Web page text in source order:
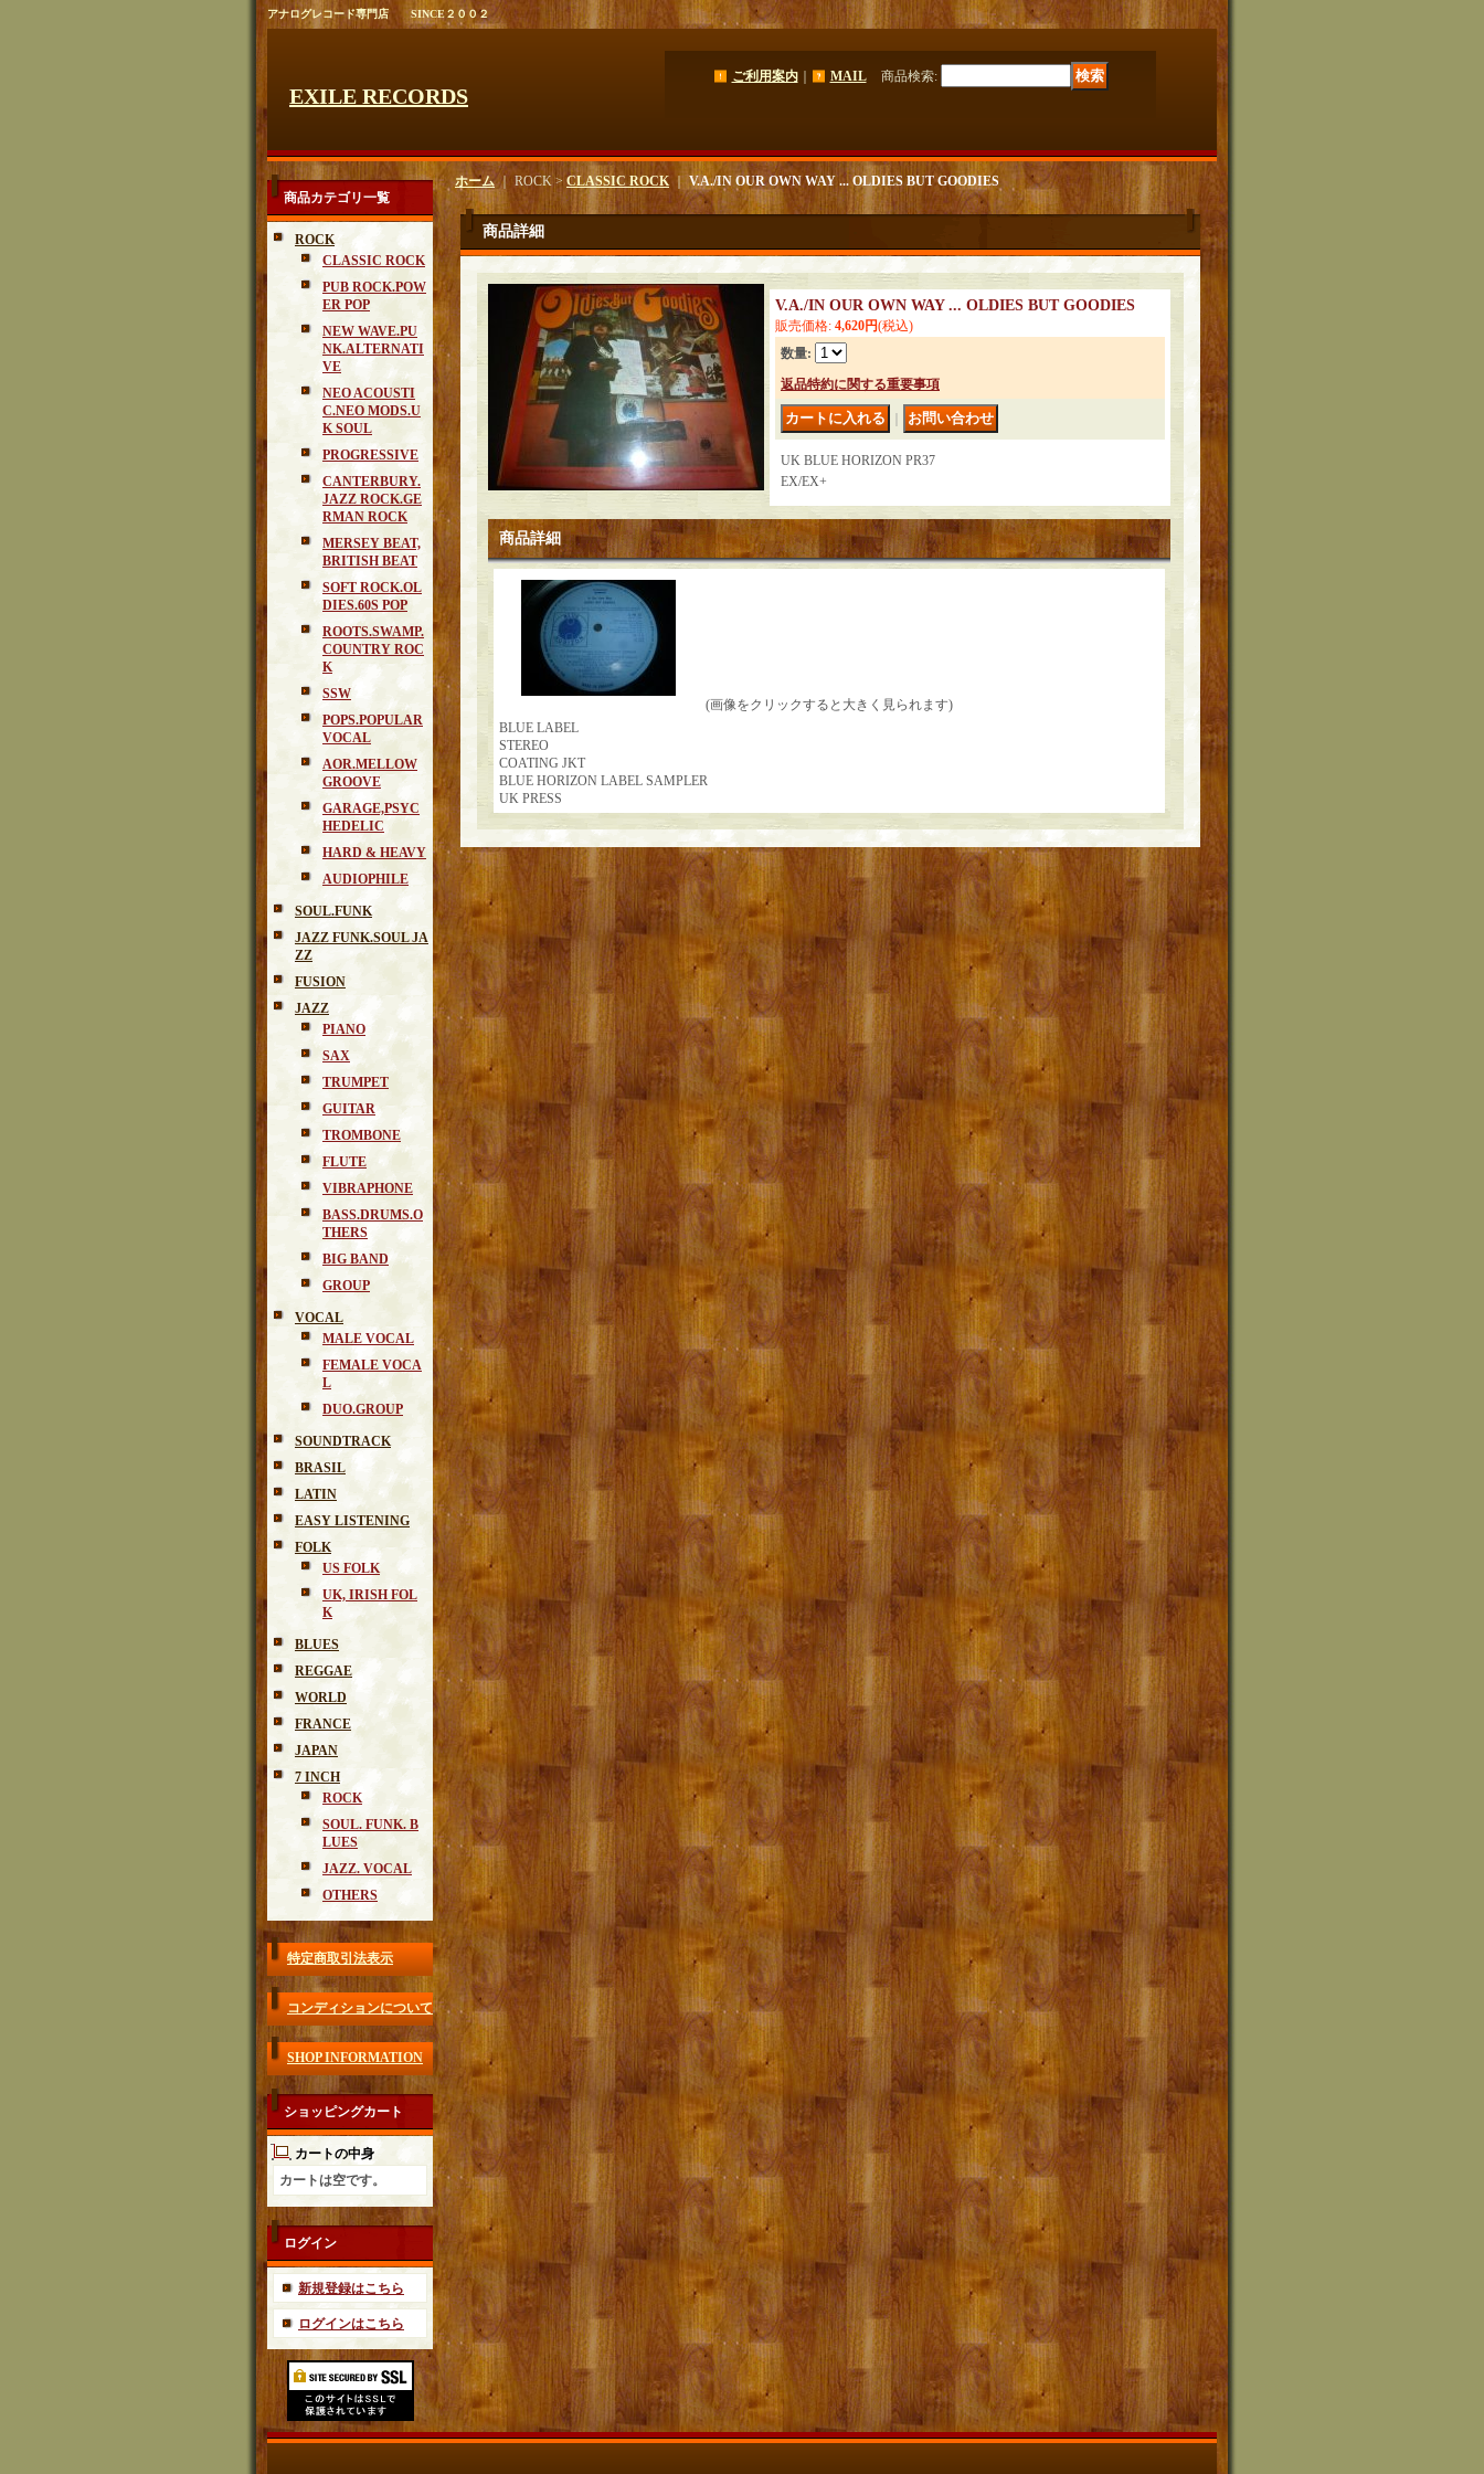
アナログレコード専門店 SINCE２００２
EXILE RECORDS
ご利用案内｜ MAIL 商品検索:
商品カテゴリ一覧
ROCK
CLASSIC ROCK
PUB ROCK.POW
ER POP
NEW WAVE.PU
NK.ALTERNATI
VE
NEO ACOUSTI
C.NEO MODS.U
K SOUL
PROGRESSIVE
CANTERBURY.
JAZZ ROCK.GE
RMAN ROCK
MERSEY BEAT,
BRITISH BEAT
SOFT ROCK.OL
DIES.60S POP
ROOTS.SWAMP.
COUNTRY ROC
K
SSW
POPS.POPULAR
VOCAL
AOR.MELLOW
GROOVE
GARAGE,PSYC
HEDELIC
HARD & HEAVY
AUDIOPHILE
SOUL.FUNK
JAZZ FUNK.SOUL JA
ZZ
FUSION
JAZZ
PIANO
SAX
TRUMPET
GUITAR
TROMBONE
FLUTE
VIBRAPHONE
BASS.DRUMS.O
THERS
BIG BAND
GROUP
VOCAL
MALE VOCAL
FEMALE VOCA
L
DUO.GROUP
SOUNDTRACK
BRASIL
LATIN
EASY LISTENING
FOLK
US FOLK
UK, IRISH FOL
K
BLUES
REGGAE
WORLD
FRANCE
JAPAN
7 INCH
ROCK
SOUL. FUNK. B
LUES
JAZZ. VOCAL
OTHERS
特定商取引法表示
コンディションについて
SHOP INFORMATION
ショッピングカート
カートの中身
カートは空です。
ログイン
新規登録はこちら
ログインはこちら
ホーム｜ ROCK > CLASSIC ROCK｜ V.A./IN OUR OWN WAY ... OLDIES BUT GOODIES
商品詳細
V.A./IN OUR OWN WAY ... OLDIES BUT GOODIES
販売価格: 4,620円(税込)
数量:
返品特約に関する重要事項
UK BLUE HORIZON PR37
EX/EX+
商品詳細
(画像をクリックすると大きく見られます)
BLUE LABEL
STEREO
COATING JKT
BLUE HORIZON LABEL SAMPLER
UK PRESS